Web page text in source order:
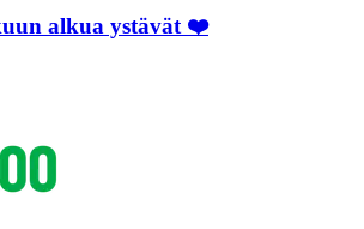
alkua ystävät ❤️